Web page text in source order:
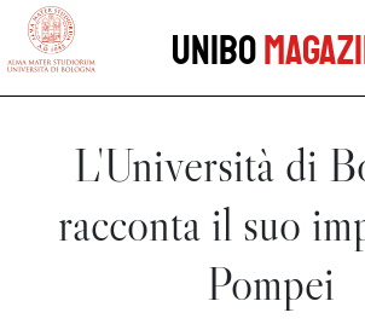
vai al contenuto della pagina
Unibo
L'Università di
racconta il suo
Pompei